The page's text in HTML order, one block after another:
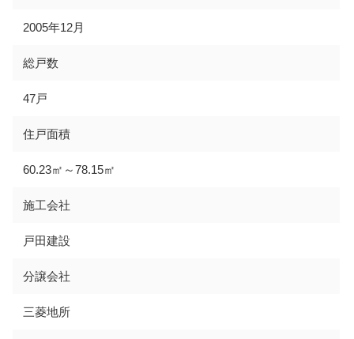
2005年12月
総戸数
47戸
住戸面積
60.23㎡～78.15㎡
施工会社
戸田建設
分譲会社
三菱地所